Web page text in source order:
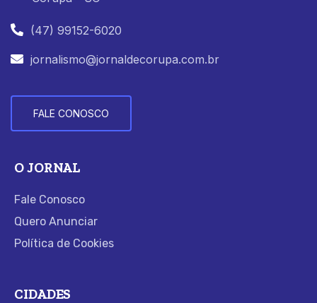
(47) 99152-6020
jornalismo@jornaldecorupa.com.br
FALE CONOSCO
O JORNAL
Fale Conosco
Quero Anunciar
Política de Cookies
CIDADES